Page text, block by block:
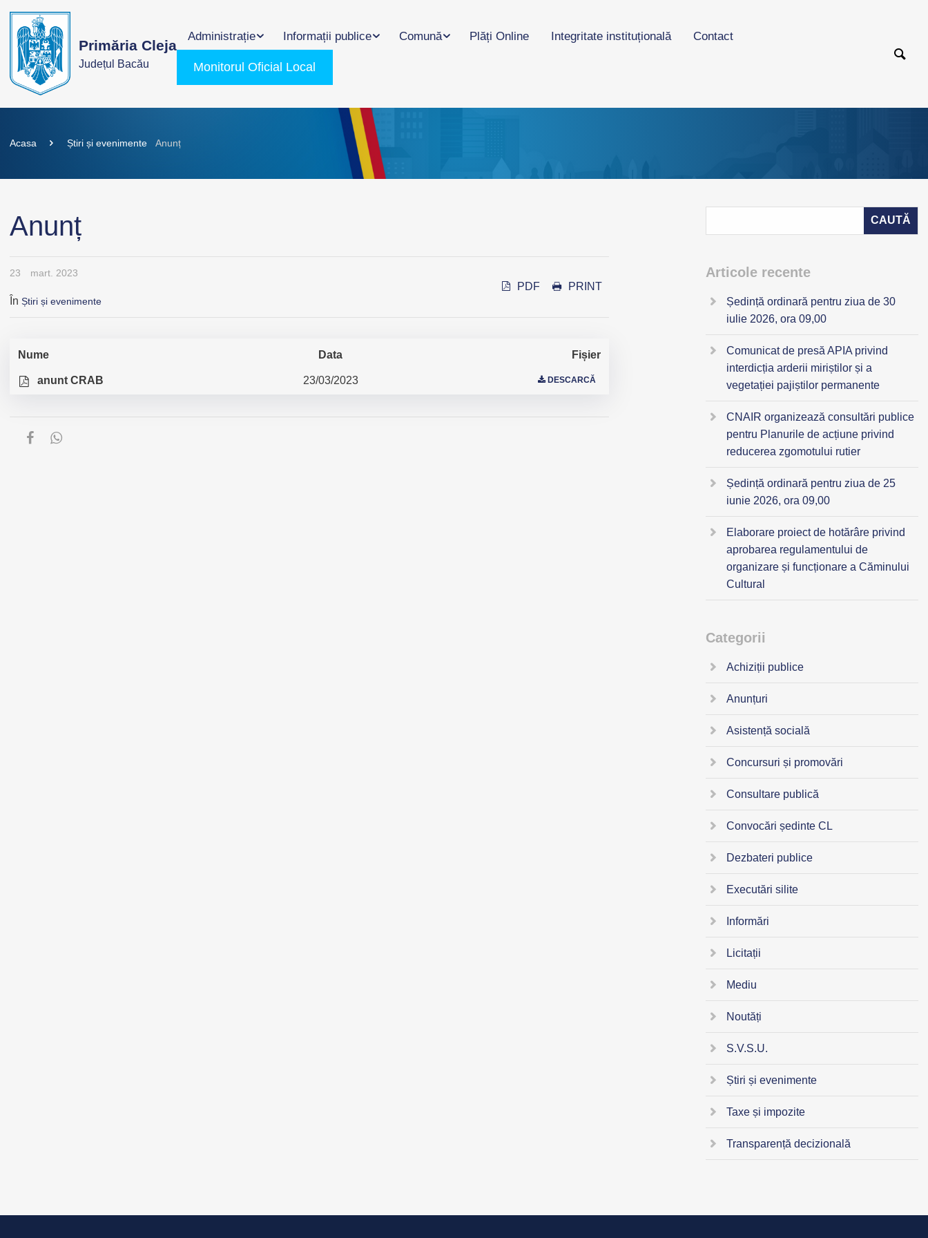
Primăria Cleja
Județul Bacău
Administrație Informații publice Comună Plăți Online Integritate instituțională Contact
Monitorul Oficial Local
Acasa Știri și evenimente Anunț
Anunț
23 mart. 2023
În Știri și evenimente
PDF PRINT
Nume Data Fișier
anunt CRAB 23/03/2023 DESCARCĂ
Articole recente
Ședință ordinară pentru ziua de 30
iulie 2026, ora 09,00
Comunicat de presă APIA privind
interdicția arderii miriștilor și a
vegetației pajiștilor permanente
CNAIR organizează consultări publice
pentru Planurile de acțiune privind
reducerea zgomotului rutier
Ședință ordinară pentru ziua de 25
iunie 2026, ora 09,00
Elaborare proiect de hotărâre privind
aprobarea regulamentului de
organizare și funcționare a Căminului
Cultural
Categorii
Achiziții publice
Anunțuri
Asistență socială
Concursuri și promovări
Consultare publică
Convocări ședinte CL
Dezbateri publice
Executări silite
Informări
Licitații
Mediu
Noutăți
S.V.S.U.
Știri și evenimente
Taxe și impozite
Transparență decizională